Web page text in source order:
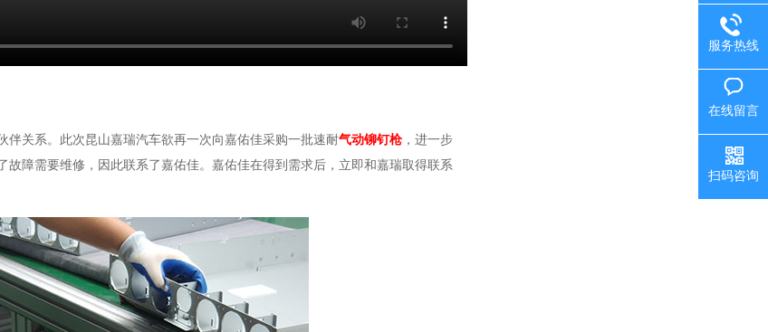
关系。此次昆山嘉瑞汽车欲再一次向嘉佑佳采购一批速耐气动铆钉枪，进一步
障需要维修，因此联系了嘉佑佳。嘉佑佳在得到需求后，立即和嘉瑞取得联系
服务热线
在线留言
扫码咨询